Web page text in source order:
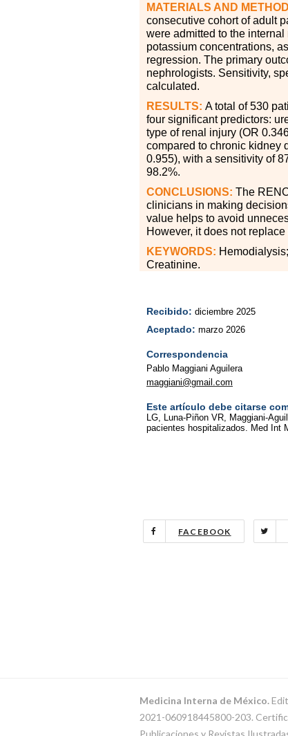
MATERIALS AND
consecutive cohort of adult
were admitted to the
potassium concentrations,
regression. The primary
nephrologists. Sensitivity,
calculated.
RESULTS: A total of 530
four significant predictors:
type of renal injury (OR
compared to chronic kidney
0.955), with a sensitivity of
98.2%.
CONCLUSIONS: The
clinicians in making
value helps to avoid
However, it does not
KEYWORDS:
Creatinine.
Recibido: diciembre 2025
Aceptado: marzo 2026
Correspondencia
Pablo Maggiani Aguilera
maggiani@gmail.com
Este artículo debe citarse
LG, Luna-Piñon VR, Maggiani-
pacientes hospitalizados. Med Int
FACEBOOK
Medicina Interna de México.
2021-060918445800-203.
Publicaciones y Revistas